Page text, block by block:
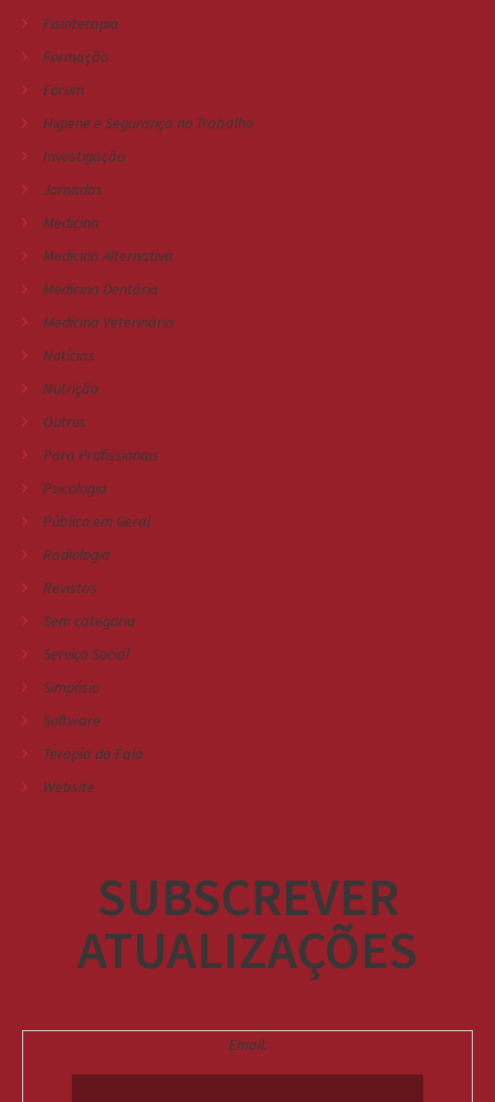
Fisioterapia
Formação
Fórum
Higiene e Segurança no Trabalho
Investigação
Jornadas
Medicina
Medicina Alternativa
Medicina Dentária
Medicina Veterinária
Notícias
Nutrição
Outros
Para Profissionais
Psicologia
Público em Geral
Radiologia
Revistas
Sem categoria
Serviço Social
Simpósio
Software
Terapia da Fala
Website
SUBSCREVER
ATUALIZAÇÕES
Email: